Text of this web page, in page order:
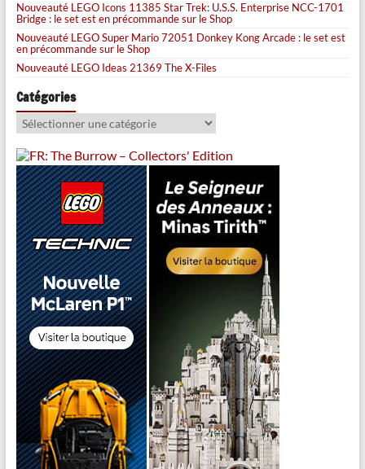
Nouveauté LEGO Icons 11385 Star Trek: U.S.S. Enterprise NCC-1701
Bridge : le set est en précommande sur le Shop
Nouveauté LEGO Super Mario 72051 Donkey Kong Arcade : le set est
en précommande sur le Shop
Nouveauté LEGO Ideas 21369 The X-Files
Catégories
Catégories